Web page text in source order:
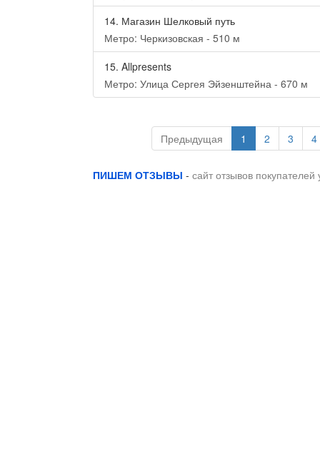
14. Магазин Шелковый путь
Метро: Черкизовская - 510 м
15. Allpresents
Метро: Улица Сергея Эйзенштейна - 670 м
Предыдущая 1 2 3 4
ПИШЕМ ОТЗЫВЫ - сайт отзывов покупателей